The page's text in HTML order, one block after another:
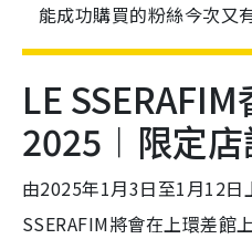
能成功購買的粉絲今次又
LE
2025︱限定
由2025年1月3日至1月12日
SSERAFIM將會在上環差館